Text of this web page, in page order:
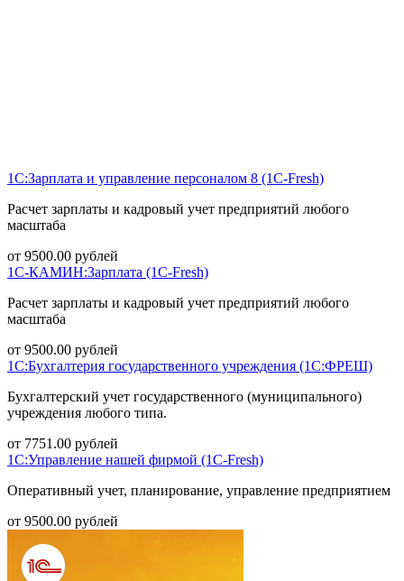
1С:Зарплата и управление персоналом 8 (1С-Fresh)
Расчет зарплаты и кадровый учет предприятий любого
масштаба
от 9500.00 рублей
1С-КАМИН:Зарплата (1С-Fresh)
Расчет зарплаты и кадровый учет предприятий любого
масштаба
от 9500.00 рублей
1С:Бухгалтерия государственного учреждения (1С:ФРЕШ)
Бухгалтерский учет государственного (муниципального)
учреждения любого типа.
от 7751.00 рублей
1С:Управление нашей фирмой (1С-Fresh)
Оперативный учет, планирование, управление предприятием
от 9500.00 рублей